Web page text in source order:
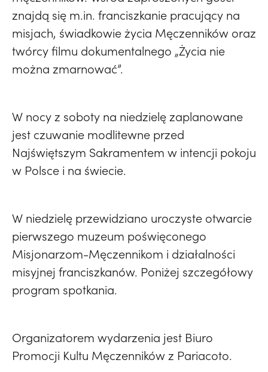
znajdą się m.in. franciszkanie pracujący na
misjach, świadkowie życia Męczenników oraz
twórcy filmu dokumentalnego „Życia nie
można zmarnować”.
W nocy z soboty na niedzielę zaplanowane
jest czuwanie modlitewne przed
Najświętszym Sakramentem w intencji pokoju
w Polsce i na świecie.
W niedzielę przewidziano uroczyste otwarcie
pierwszego muzeum poświęconego
Misjonarzom-Męczennikom i działalności
misyjnej franciszkanów. Poniżej szczegółowy
program spotkania.
Organizatorem wydarzenia jest Biuro
Promocji Kultu Męczenników z Pariacoto.